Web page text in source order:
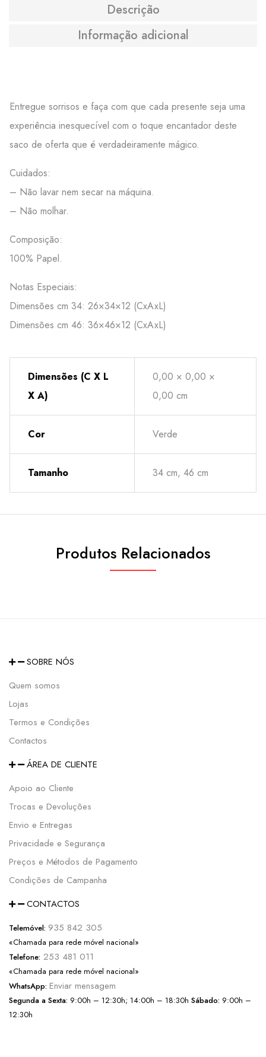
Descrição
Informação adicional
Entregue sorrisos e faça com que cada presente seja uma
experiência inesquecível com o toque encantador deste
saco de oferta que é verdadeiramente mágico.
Cuidados:
– Não lavar nem secar na máquina.
– Não molhar.
Composição:
100% Papel.
Notas Especiais:
Dimensões cm 34: 26×34×12 (CxAxL)
Dimensões cm 46: 36×46×12 (CxAxL)
Dimensões (C X L
X A)
0,00 × 0,00 ×
0,00 cm
Cor Verde
Tamanho 34 cm, 46 cm
Produtos Relacionados
SOBRE NÓS
Quem somos
Lojas
Termos e Condições
Contactos
ÁREA DE CLIENTE
Apoio ao Cliente
Trocas e Devoluções
Envio e Entregas
Privacidade e Segurança
Preços e Métodos de Pagamento
Condições de Campanha
CONTACTOS
Telemóvel: 935 842 305
«Chamada para rede móvel nacional»
Telefone: 253 481 011
«Chamada para rede móvel nacional»
WhatsApp: Enviar mensagem
Segunda a Sexta: 9:00h – 12:30h; 14:00h – 18:30h Sábado: 9:00h –
12:30h